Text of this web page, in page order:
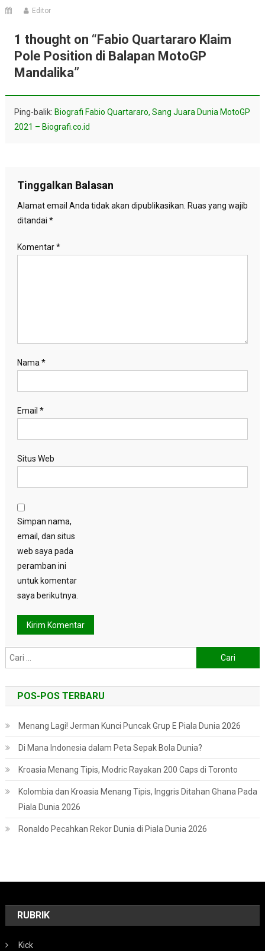
Editor
1 thought on “Fabio Quartararo Klaim
Pole Position di Balapan MotoGP
Mandalika”
Ping-balik: Biografi Fabio Quartararo, Sang Juara Dunia MotoGP
2021 – Biografi.co.id
Tinggalkan Balasan
Alamat email Anda tidak akan dipublikasikan. Ruas yang wajib
ditandai *
Komentar*
Nama *
Email *
Situs Web
Simpan nama,
email, dan situs
web saya pada
peramban ini
untuk komentar
saya berikutnya.
untuk:
POS-POS TERBARU
Menang Lagi! Jerman Kunci Puncak Grup E Piala Dunia 2026
Di Mana Indonesia dalam Peta Sepak Bola Dunia?
Kroasia Menang Tipis, Modric Rayakan 200 Caps di Toronto
Kolombia dan Kroasia Menang Tipis, Inggris Ditahan Ghana Pada
Piala Dunia 2026
Ronaldo Pecahkan Rekor Dunia di Piala Dunia 2026
RUBRIK
Kick